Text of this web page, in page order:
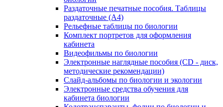
Раздаточные печатные пособия. Таблицы
раздаточные (А4)
Рельефные таблицы по биологии
Комплект портретов для оформления
кабинета
Видеофильмы по биологии
Электронные наглядные пособия (CD - диск,
методические рекомендации)
Слайд-альбомы по биологии и экологии
Электронные средства обучения для
кабинета биологии